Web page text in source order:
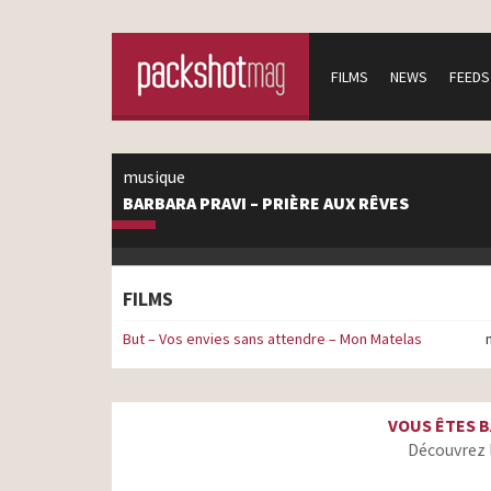
FILMS NEWS FEEDS
musique
BARBARA PRAVI – PRIÈRE AUX RÊVES
FILMS
But – Vos envies sans attendre – Mon Matelas
VOUS ÊTES
Découvrez